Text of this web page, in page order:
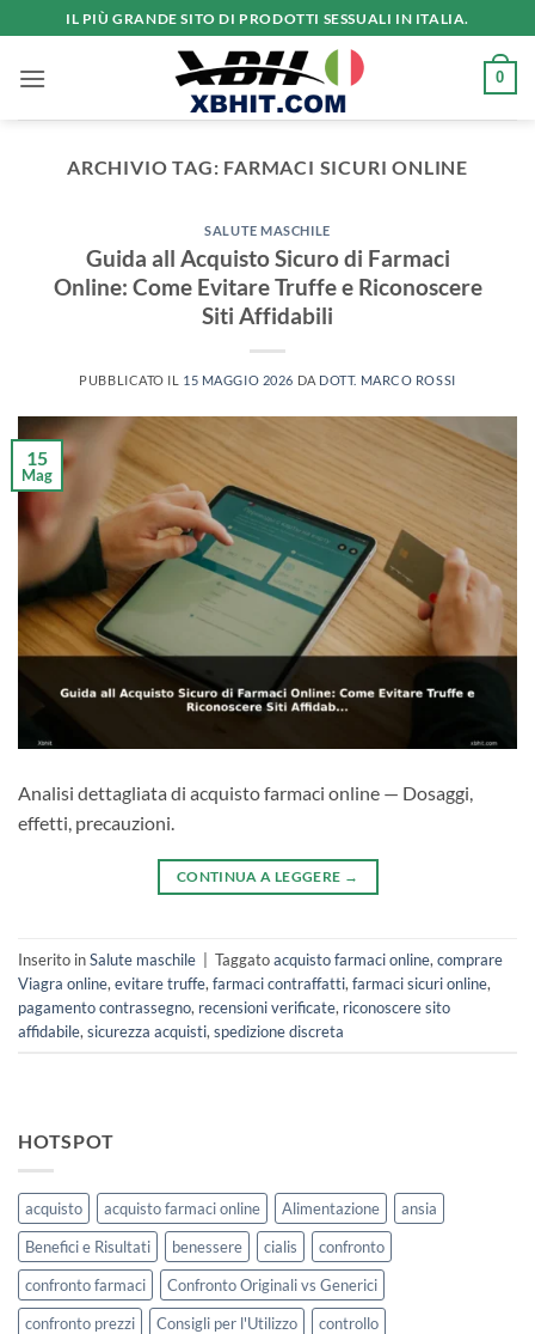
ai
contenuti
IL PIÙ GRANDE SITO DI PRODOTTI SESSUALI IN ITALIA.
0
ARCHIVIO TAG: FARMACI SICURI ONLINE
SALUTE MASCHILE
Guida all Acquisto Sicuro di Farmaci
Online: Come Evitare Truffe e Riconoscere
Siti Affidabili
PUBBLICATO IL 15 MAGGIO 2026 DA DOTT. MARCO ROSSI
15
Mag
Analisi dettagliata di acquisto farmaci online — Dosaggi,
effetti, precauzioni.
CONTINUA A LEGGERE →
Inserito inSalute maschile Taggatoacquisto farmaci online, comprare
Viagra online, evitare truffe, farmaci contraffatti, farmaci sicuri online,
pagamento contrassegno, recensioni verificate, riconoscere sito
affidabile, sicurezza acquisti, spedizione discreta
HOTSPOT
acquisto acquisto farmaci online Alimentazione
ansia
Benefici e Risultati
benessere cialis
confronto
confronto farmaci
Confronto Originali vs Generici
confronto prezzi
Consigli per l'Utilizzo
controllo